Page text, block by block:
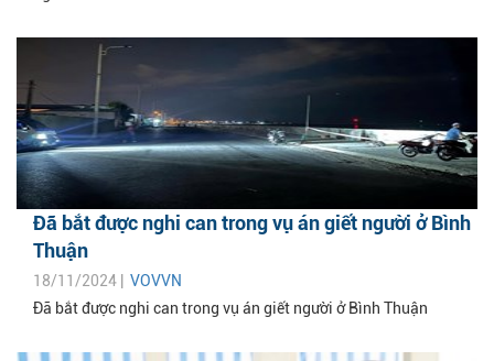
Đã bắt được nghi can trong vụ án giết người ở Bình
Thuận
18/11/2024 | VOVVN
Đã bắt được nghi can trong vụ án giết người ở Bình Thuận